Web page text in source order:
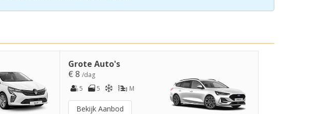
Grote Auto's
€ 8 /dag
5
5 M
Bekijk Aanbod